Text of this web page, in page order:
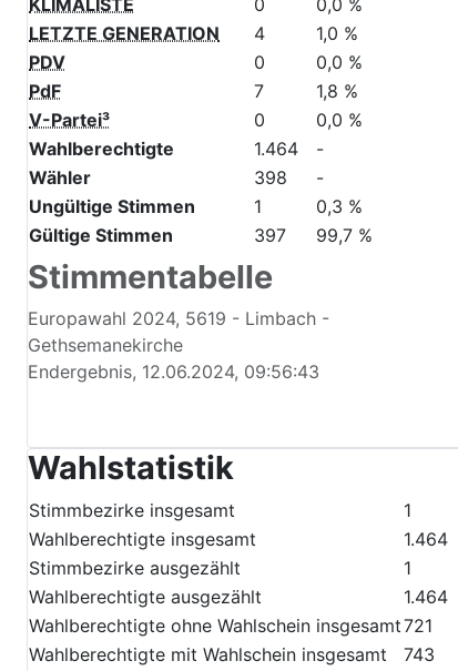
Stimmentabelle
Europawahl 2024, 5619 - Limbach -
Gethsemanekirche
DAVA
2
0,5 %
KLIMALISTE
0
0,0 %
LETZTE GENERATION
4
1,0 %
PDV
0
0,0 %
PdF
7
1,8 %
V-Partei³
0
Wahlberechtigte
1.464
Wähler
398
-
Ungültige Stimmen
1
0,3 %
Gültige Stimmen
397
Wahlstatistik
Stimmbezirke insgesamt
1
Wahlberechtigte insgesamt
1.464
Stimmbezirke ausgezählt
1
Wahlberechtigte ausgezählt
1.464
Wahlberechtigte ohne Wahlschein insgesamt
721